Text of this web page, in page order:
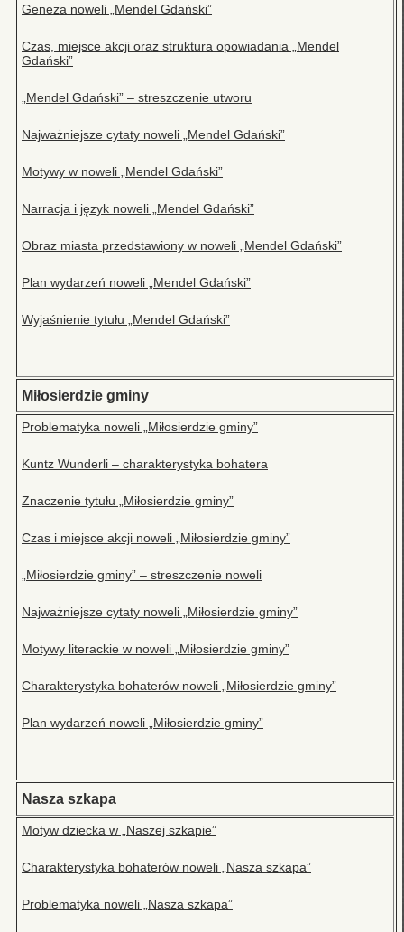
Geneza noweli „Mendel Gdański”
Czas, miejsce akcji oraz struktura opowiadania „Mendel
Gdański”
„Mendel Gdański” – streszczenie utworu
Najważniejsze cytaty noweli „Mendel Gdański”
Motywy w noweli „Mendel Gdański”
Narracja i język noweli „Mendel Gdański”
Obraz miasta przedstawiony w noweli „Mendel Gdański”
Plan wydarzeń noweli „Mendel Gdański”
Wyjaśnienie tytułu „Mendel Gdański”
Miłosierdzie gminy
Problematyka noweli „Miłosierdzie gminy”
Kuntz Wunderli – charakterystyka bohatera
Znaczenie tytułu „Miłosierdzie gminy”
Czas i miejsce akcji noweli „Miłosierdzie gminy”
„Miłosierdzie gminy” – streszczenie noweli
Najważniejsze cytaty noweli „Miłosierdzie gminy”
Motywy literackie w noweli „Miłosierdzie gminy”
Charakterystyka bohaterów noweli „Miłosierdzie gminy”
Plan wydarzeń noweli „Miłosierdzie gminy”
Nasza szkapa
Motyw dziecka w „Naszej szkapie”
Charakterystyka bohaterów noweli „Nasza szkapa”
Problematyka noweli „Nasza szkapa”